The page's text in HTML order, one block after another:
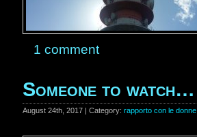
1 comment
Someone to watch…
August 24th, 2017 | Category: rapporto con le donne